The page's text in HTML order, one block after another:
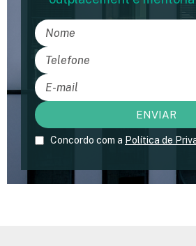
Concordo com a Política de